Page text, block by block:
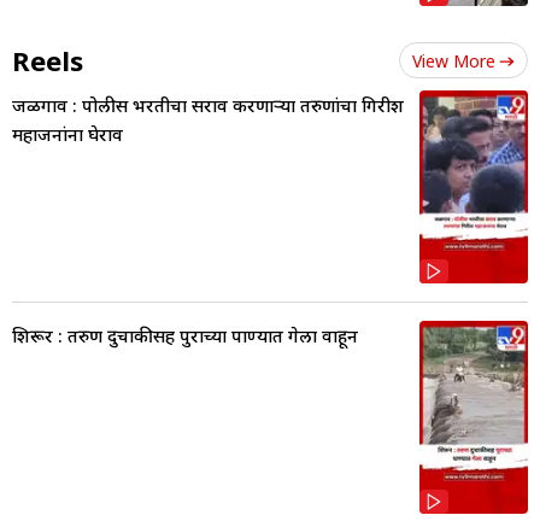
Reels View More
जळगाव : पोलीस भरतीचा सराव करणाऱ्या तरुणांचा गिरीश
महाजनांना घेराव
शिरूर : तरुण दुचाकीसह पुराच्या पाण्यात गेला वाहून